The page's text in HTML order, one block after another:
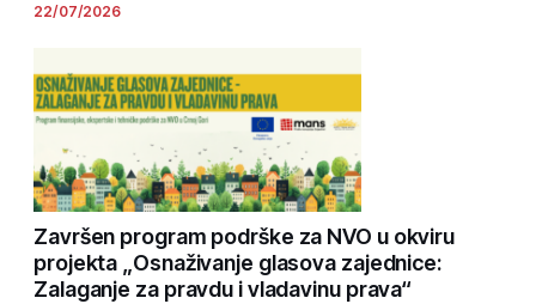
22/07/2026
Završen program podrške za NVO u okviru
projekta „Osnaživanje glasova zajednice:
Zalaganje za pravdu i vladavinu prava“